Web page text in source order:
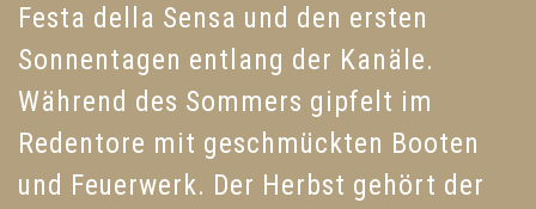
Festa della Sensa und den ersten
Sonnentagen entlang der Kanäle.
Während des Sommers gipfelt im
Redentore mit geschmückten Booten
und Feuerwerk. Der Herbst gehört der